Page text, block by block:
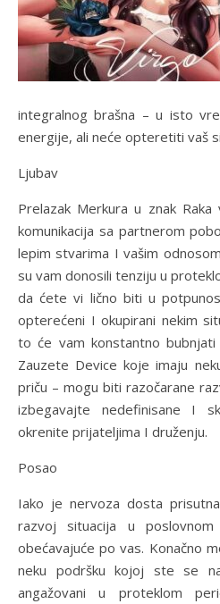
integralnog brašna – u isto
energije, ali neće opteretiti vaš
Ljubav
Prelazak Merkura u znak
komunikacija sa partnerom
lepim stvarima I vašim
su vam donosili tenziju u
da ćete vi lično biti u
opterećeni I okupirani nekim
to će vam konstantno
Zauzete Device koje imaju
priču – mogu biti razočarane
izbegavajte nedefinisane I
okrenite prijateljima I druženju.
Posao
Iako je nervoza dosta
razvoj situacija u
obećavajuće po vas. Konačno
neku podršku kojoj ste se
angažovani u proteklom